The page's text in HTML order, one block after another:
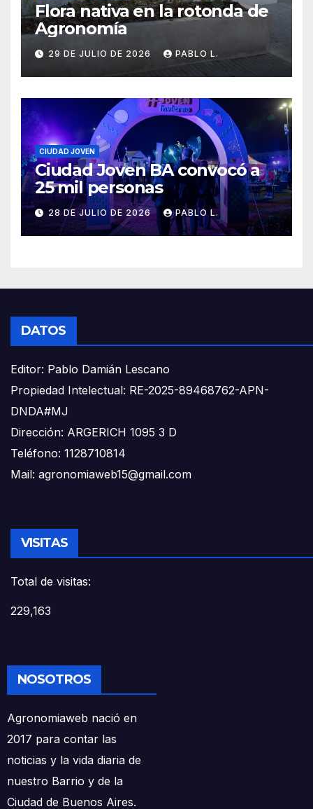
Flora nativa en la rotonda de
Agronomía
29 DE JULIO DE 2026 PABLO L.
CIUDAD JOVEN
Ciudad Joven BA convocó a
25 mil personas
28 DE JULIO DE 2026 PABLO L.
DATOS
Editor: Pablo Damián Lescano
Propiedad Intelectual: RE-2025-89468762-APN-
DNDA#MJ
Dirección: ARGERICH 1095 3 D
Teléfono: 1128710814
Mail: agronomiaweb15@gmail.com
VISITAS
Total de visitas:
229,163
NOSOTROS
Agronomiaweb nació en
2017 para contar las
noticias y la vida diaria de
nuestro Barrio y de la
Ciudad de Buenos Aires.